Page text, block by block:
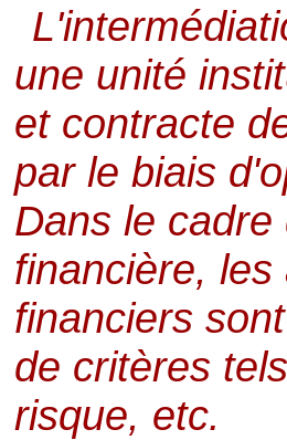
une unité
et contracte
par le biais
Dans le
financière,
financiers
de critères
risque, etc.